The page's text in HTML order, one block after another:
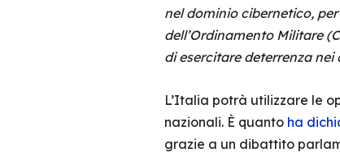
nel dominio cibernetico,
dell’Ordinamento Militare
di esercitare deterrenza
L’Italia potrà utilizzare le
nazionali. È quanto ha
grazie a un dibattito